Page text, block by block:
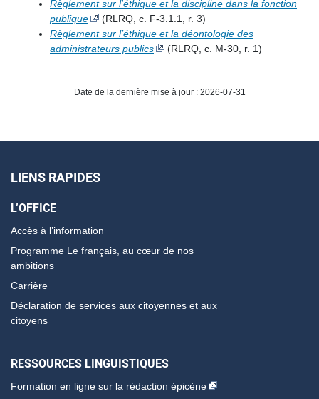
Règlement sur l'éthique et la discipline dans la fonction
publique
(RLRQ, c. F-3.1.1, r. 3)
Règlement sur l’éthique et la déontologie des
administrateurs publics
(RLRQ, c. M-30, r. 1)
Date de la dernière mise à jour : 2026-07-31
LIENS RAPIDES
L’OFFICE
Accès à l’information
Programme Le français, au cœur de nos
ambitions
Carrière
Déclaration de services aux citoyennes et aux
citoyens
RESSOURCES LINGUISTIQUES
Formation en ligne sur la rédaction épicène